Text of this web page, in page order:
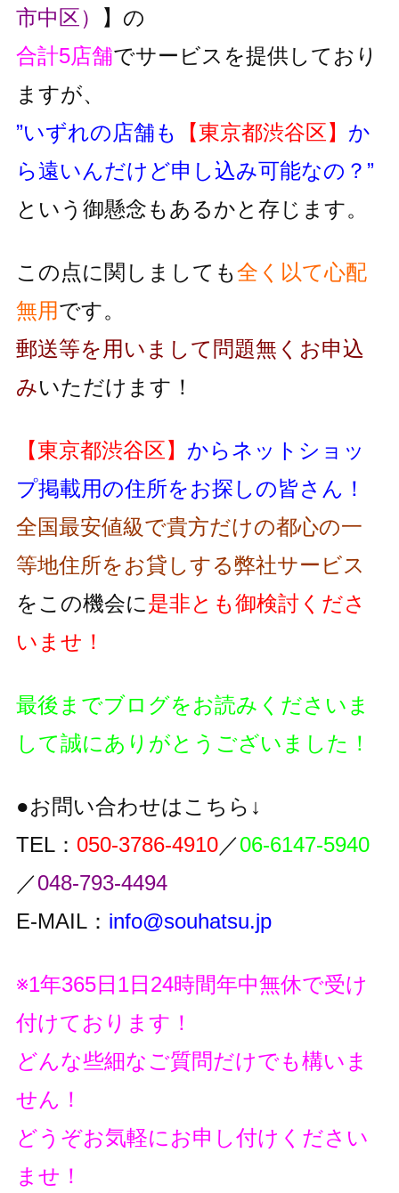
市中区）
】の
合計5店舗でサービスを提供しており
ますが、
”いずれの店舗も
【東京都渋谷区】 か
ら遠いんだけど申し込み可能なの？”
という御懸念もあるかと存じます。
この点に関しましても全く以て心配
無用です。
郵送等を用いまして問題無くお申込
みいただけます！
【東京都渋谷区】 からネットショッ
プ掲載用の住所をお探しの皆さん！
全国最安値級で貴方だけの都心の一
等地住所をお貸しする弊社サービス
をこの機会に是非とも御検討くださ
いませ！
最後までブログをお読みくださいま
して誠にありがとうございました！
●お問い合わせはこちら↓
TEL： 050-3786-4910／06-6147-5940
／048-793-4494
E-MAIL： info@souhatsu.jp
※1年365日1日24時間年中無休で受け
付けております！
どんな些細なご質問だけでも構いま
せん！
どうぞお気軽にお申し付けください
ませ！